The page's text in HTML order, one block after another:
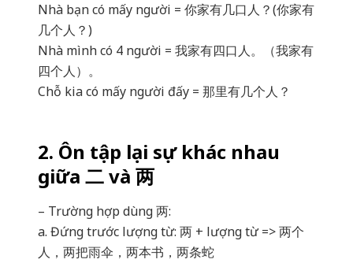
Nhà bạn có mấy người = 你家有几口人？(你家有
几个人？)
Nhà mình có 4 người = 我家有四口人。（我家有
四个人）。
Chỗ kia có mấy người đấy = 那里有几个人？
2. Ôn tập lại sự khác nhau
giữa 二 và 两
– Trường hợp dùng 两:
a. Đứng trước lượng từ: 两 + lượng từ => 两个
人，两把雨伞，两本书，两条蛇